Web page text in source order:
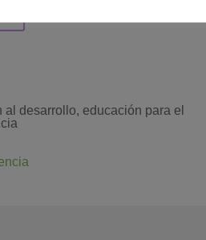
desarrollo, educación para el